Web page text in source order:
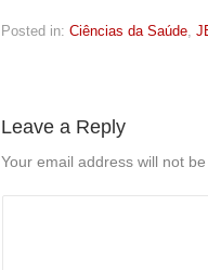
Posted in: Ciências da Saúde
Leave a Reply
Your email address will not be